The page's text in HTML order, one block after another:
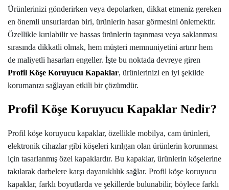
Ürünlerinizi gönderirken veya depolarken, dikkat etmeniz gereken
en önemli unsurlardan biri, ürünlerin hasar görmesini önlemektir.
Özellikle kırılabilir ve hassas ürünlerin taşınması veya saklanması
sırasında dikkatli olmak, hem müşteri memnuniyetini artırır hem
de maliyetli hasarları engeller. İşte bu noktada devreye giren
Profil Köşe Koruyucu Kapaklar, ürünlerinizi en iyi şekilde
korumanızı sağlayan etkili bir çözümdür.
Profil Köşe Koruyucu Kapaklar Nedir?
Profil köşe koruyucu kapaklar, özellikle mobilya, cam ürünleri,
elektronik cihazlar gibi köşeleri kırılgan olan ürünlerin korunması
için tasarlanmış özel kapaklardır. Bu kapaklar, ürünlerin köşelerine
takılarak darbelere karşı dayanıklılık sağlar. Profil köşe koruyucu
kapaklar, farklı boyutlarda ve şekillerde bulunabilir, böylece farklı